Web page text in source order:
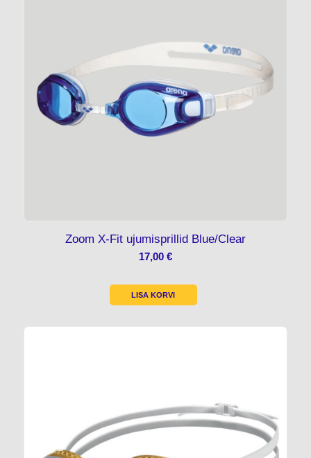
Zoom X-Fit ujumisprillid Blue/Clear
17,00 €
LISA KORVI